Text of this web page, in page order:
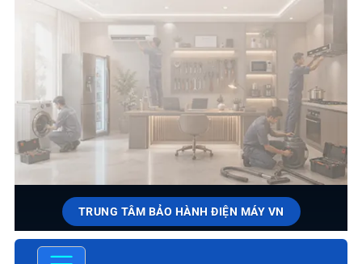
TRUNG TÂM BẢO HÀNH ĐIỆN MÁY VN
SỬA CHỮA & BẢO HÀNH